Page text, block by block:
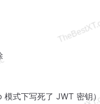
式下写死了 JWT 密钥）